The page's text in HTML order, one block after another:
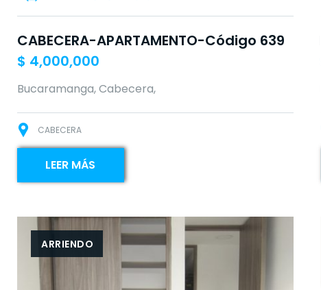
CABECERA-APARTAMENTO-Código 639
$ 4,000,000
Bucaramanga, Cabecera,
CABECERA
LEER MÁS
ARRIENDO